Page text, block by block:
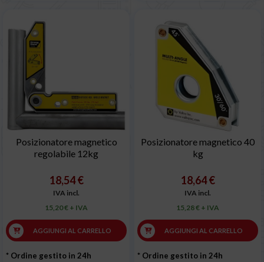
Posizionatore magnetico
regolabile 12kg
18,54 €
IVA incl.
15,20 € + IVA
AGGIUNGI AL CARRELLO
* Ordine gestito in 24h
Posizionatore magnetico 40
kg
18,64 €
IVA incl.
15,28 € + IVA
AGGIUNGI AL CARRELLO
* Ordine gestito in 24h